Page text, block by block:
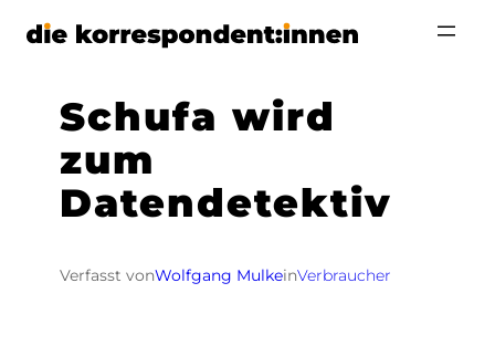
Zum
Schufa wird
zum
Datendetektiv
Verfasst vonWolfgang MulkeinVerbraucher